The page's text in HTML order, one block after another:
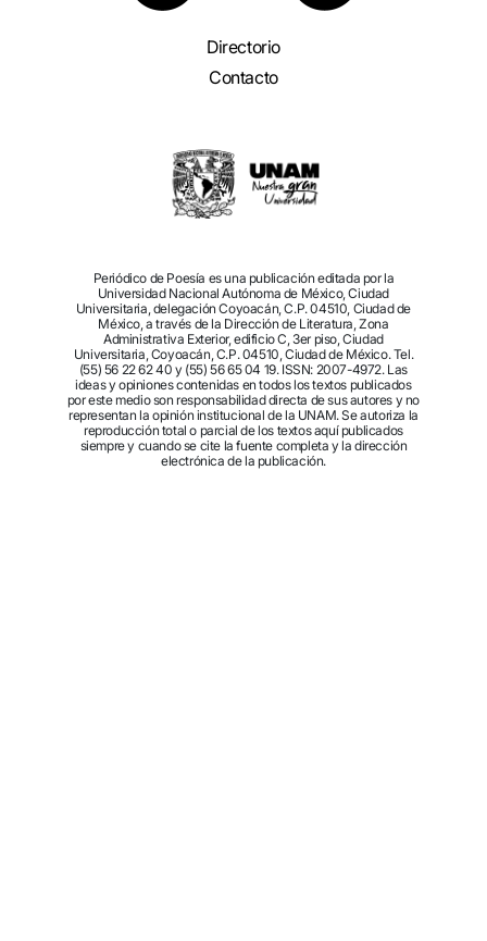
Directorio
Contacto
Periódico de Poesía es una publicación editada por la
Universidad Nacional Autónoma de México, Ciudad
Universitaria, delegación Coyoacán, C.P. 04510, Ciudad de
México, a través de la Dirección de Literatura, Zona
Administrativa Exterior, edificio C, 3er piso, Ciudad
Universitaria, Coyoacán, C.P. 04510, Ciudad de México. Tel.
(55) 56 22 62 40 y (55) 56 65 04 19. ISSN: 2007-4972. Las
ideas y opiniones contenidas en todos los textos publicados
por este medio son responsabilidad directa de sus autores y no
representan la opinión institucional de la UNAM. Se autoriza la
reproducción total o parcial de los textos aquí publicados
siempre y cuando se cite la fuente completa y la dirección
electrónica de la publicación.